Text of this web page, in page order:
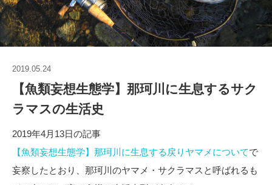
2019.05.24
【魚類妄想生態学】那珂川に生息するサク
ラマスの生活史
2019年4月13日の記事
【魚類妄想生態学】那珂川に生息する戻りヤマメについてで
妄察したとおり、那珂川のヤマメ・サクラマスと呼ばれるも